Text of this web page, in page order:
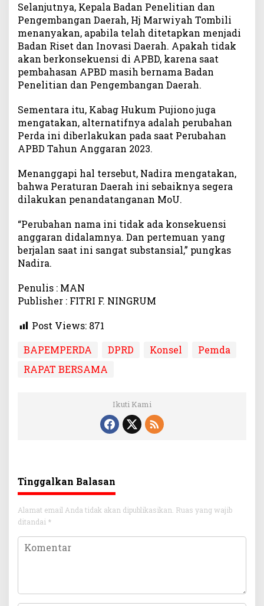
Selanjutnya, Kepala Badan Penelitian dan
Pengembangan Daerah, Hj Marwiyah Tombili
menanyakan, apabila telah ditetapkan menjadi
Badan Riset dan Inovasi Daerah. Apakah tidak
akan berkonsekuensi di APBD, karena saat
pembahasan APBD masih bernama Badan
Penelitian dan Pengembangan Daerah.
Sementara itu, Kabag Hukum Pujiono juga
mengatakan, alternatifnya adalah perubahan
Perda ini diberlakukan pada saat Perubahan
APBD Tahun Anggaran 2023.
Menanggapi hal tersebut, Nadira mengatakan,
bahwa Peraturan Daerah ini sebaiknya segera
dilakukan penandatanganan MoU.
“Perubahan nama ini tidak ada konsekuensi
anggaran didalamnya. Dan pertemuan yang
berjalan saat ini sangat substansial,” pungkas
Nadira.
Penulis : MAN
Publisher : FITRI F. NINGRUM
Post Views: 871
BAPEMPERDA
DPRD Konsel
Pemda
RAPAT BERSAMA
Ikuti Kami
Tinggalkan Balasan
Alamat email Anda tidak akan dipublikasikan. Ruas yang wajib
ditandai *